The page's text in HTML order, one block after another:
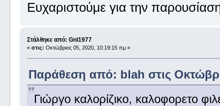
Ευχαριστούμε για την
Στάλθηκε από: Gnl1977
« στις: Οκτώβριος 05, 2020, 10:19:15 πμ »
Παράθεση από: blah στις
Γιώργο καλορίζικο, καλοφορετο